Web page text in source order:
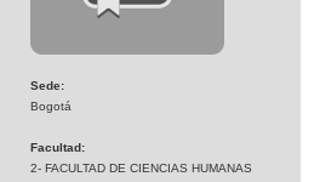
Sede:
Bogotá
Facultad:
2- FACULTAD DE CIENCIAS HUMANAS